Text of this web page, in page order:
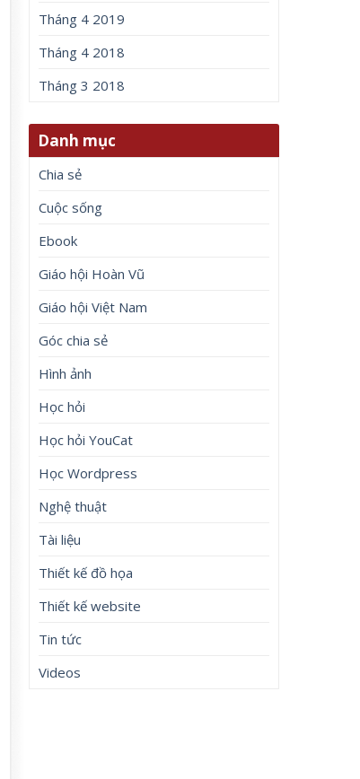
Tháng 4 2019
Tháng 4 2018
Tháng 3 2018
Danh mục
Chia sẻ
Cuộc sống
Ebook
Giáo hội Hoàn Vũ
Giáo hội Việt Nam
Góc chia sẻ
Hình ảnh
Học hỏi
Học hỏi YouCat
Học Wordpress
Nghệ thuật
Tài liệu
Thiết kế đồ họa
Thiết kế website
Tin tức
Videos